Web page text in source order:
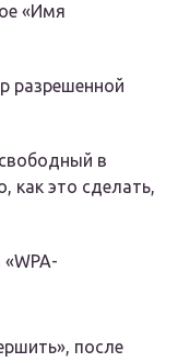
«Имя
разрешенной
в
как это сделать,
после